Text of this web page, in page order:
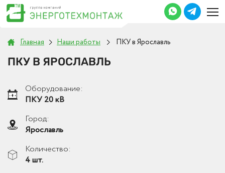
Главная Наши работы ПКУ в Ярославль
ПКУ В ЯРОСЛАВЛЬ
Оборудование:
ПКУ 20 кВ
Город:
Ярославль
Количество:
4 шт.